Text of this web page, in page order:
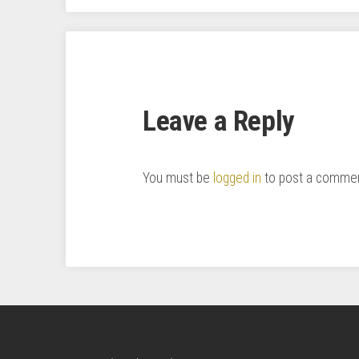
Leave a Reply
You must be logged in to post a